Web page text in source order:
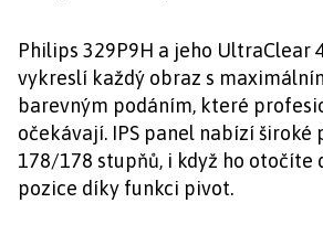
Philips 329P9H a jeho UltraClear
vykreslí každý obraz s
barevným podáním, které
očekávají. IPS panel nabízí široké
178/178 stupňů, i když ho otočíte
pozice díky funkci pivot.